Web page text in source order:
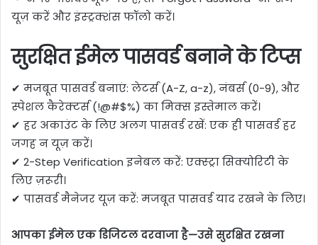
यूज़ करें और इंस्ट्रक्शंस फॉलो करें।
सुरक्षित ईमेल पासवर्ड बनाने के टिप्स
✔ मजबूत पासवर्ड बनाएं: लेटर्स (A-Z, a-z), नंबर्स (0-9), और
स्पेशल कैरेक्टर्स (!@#$%) का मिक्स इस्तेमाल करें।
✔ हर अकाउंट के लिए अलग पासवर्ड रखें: एक ही पासवर्ड हर
जगह न यूज़ करें।
✔ 2-Step Verification इनेबल करें: एक्स्ट्रा सिक्योरिटी के
लिए ज़रूरी।
✔ पासवर्ड मैनेजर यूज़ करें: मजबूत पासवर्ड याद रखने के लिए।
आपका ईमेल एक डिजिटल दरवाजा है—उसे सुरक्षित रखना